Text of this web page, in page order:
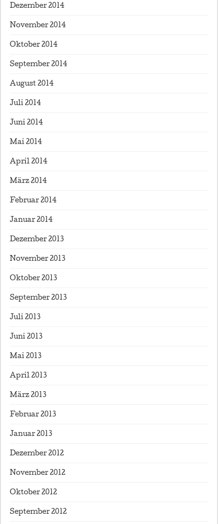
Dezember 2014
November 2014
Oktober 2014
September 2014
August 2014
Juli 2014
Juni 2014
Mai 2014
April 2014
März 2014
Februar 2014
Januar 2014
Dezember 2013
November 2013
Oktober 2013
September 2013
Juli 2013
Juni 2013
Mai 2013
April 2013
März 2013
Februar 2013
Januar 2013
Dezember 2012
November 2012
Oktober 2012
September 2012